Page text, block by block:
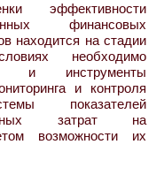
эффективности
финансовых
находится на стадии
необходимо
и инструменты
и контроля
показателей
затрат на
возможности их